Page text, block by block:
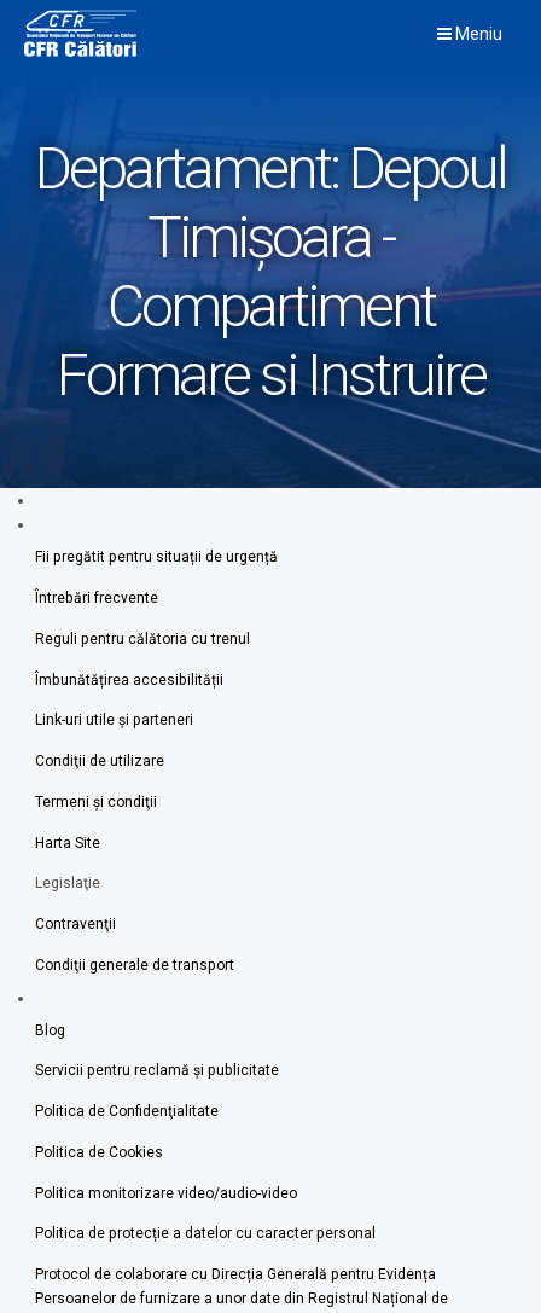
content
Meniu
Departament:Depoul
Timişoara -
Compartiment
Formare si Instruire
Fii pregătit pentru situații de urgență
Întrebări frecvente
Reguli pentru călătoria cu trenul
Îmbunătățirea accesibilității
Link-uri utile şi parteneri
Condiţii de utilizare
Termeni şi condiţii
Harta Site
Legislaţie
Contravenţii
Condiţii generale de transport
Blog
Servicii pentru reclamă și publicitate
Politica de Confidenţialitate
Politica de Cookies
Politica monitorizare video/audio-video
Politica de protecție a datelor cu caracter personal
Protocol de colaborare cu Direcția Generală pentru Evidența
Persoanelor de furnizare a unor date din Registrul Național de